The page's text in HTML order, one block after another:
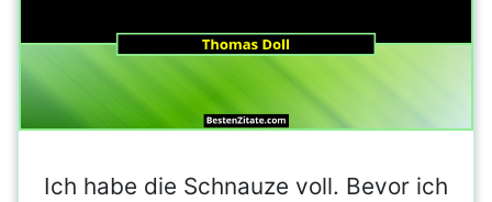
Ich habe die Schnauze voll. Bevor ich